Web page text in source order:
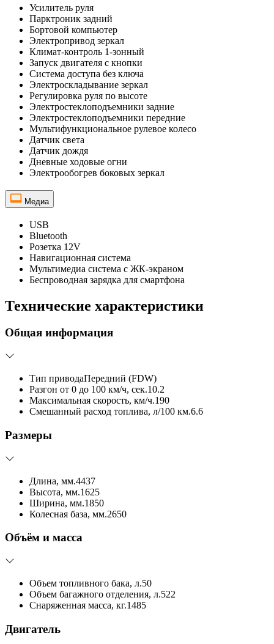
Усилитель руля
Парктроник задний
Бортовой компьютер
Электропривод зеркал
Климат-контроль 1-зонный
Запуск двигателя с кнопки
Система доступа без ключа
Электроскладывание зеркал
Регулировка руля по высоте
Электростеклоподъемники задние
Электростеклоподъемники передние
Мультифункциональное рулевое колесо
Датчик света
Датчик дождя
Дневные ходовые огни
Электрообогрев боковых зеркал
Медиа
USB
Bluetooth
Розетка 12V
Навигационная система
Мультимедиа система с ЖК-экраном
Беспроводная зарядка для смартфона
Технические характеристики
Общая информация
Тип приводаПередний (FDW)
Разгон от 0 до 100 км/ч, сек.10.2
Максимальная скорость, км/ч.190
Смешанный расход топлива, л/100 км.6.6
Размеры
Длина, мм.4437
Высота, мм.1625
Ширина, мм.1850
Колесная база, мм.2650
Объём и масса
Объем топливного бака, л.50
Объем багажного отделения, л.522
Снаряженная масса, кг.1485
Двигатель